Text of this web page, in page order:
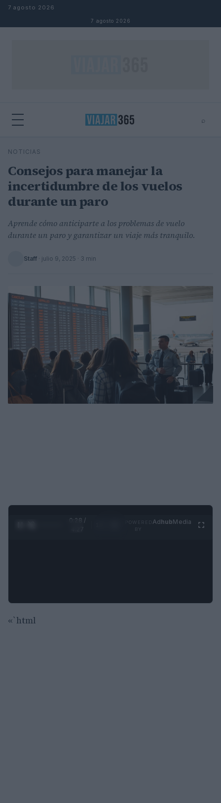
Saltar al contenido
7 agosto 2026
7 agosto 2026
⌕
Buscar
NOTICIAS
Consejos para manejar la
incertidumbre de los vuelos
durante un paro
Aprende cómo anticiparte a los problemas de vuelo
durante un paro y garantizar un viaje más tranquilo.
Staff · julio 9, 2025 · 3 min
0:28 /
AdhubMedia
«`html